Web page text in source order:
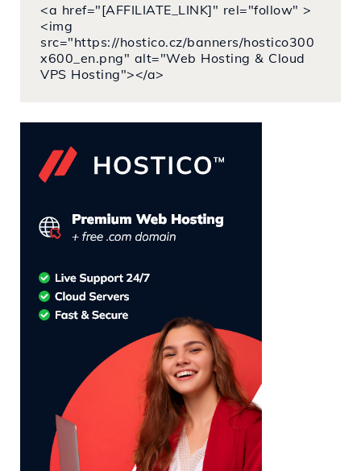
<a href="[AFFILIATE_LINK]" rel="follow" >
<img
src="https://hostico.cz/banners/hostico300
x600_en.png" alt="Web Hosting & Cloud
VPS Hosting"></a>